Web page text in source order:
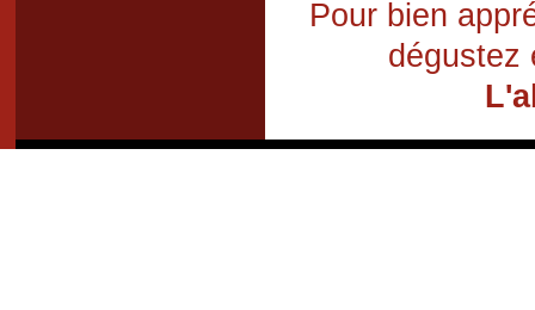
Pour bien
dégustez